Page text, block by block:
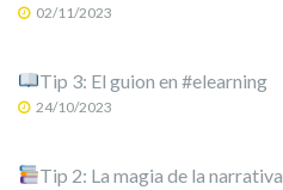
02/11/2023
Tip 3: El guion en #elearning
24/10/2023
Tip 2: La magia de la narrativa